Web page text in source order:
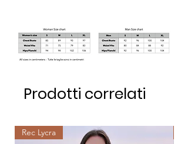
Per la spedizione all'estero, i tempi di
consegna variano a seconda dello
stato.
Prodotti correlati
Rec Lycra